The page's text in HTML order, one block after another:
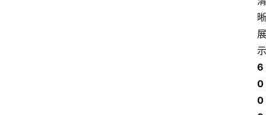
晰
展
示
6
0
0